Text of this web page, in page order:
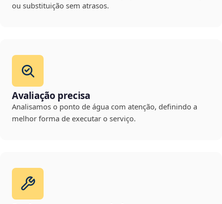
ou substituição sem atrasos.
Avaliação precisa
Analisamos o ponto de água com atenção, definindo a
melhor forma de executar o serviço.